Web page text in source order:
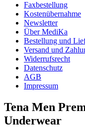
Faxbestellung
Kostenübernahme
Newsletter
Über MediKa
Bestellung und
Versand und
Widerrufsrecht
Datenschutz
AGB
Impressum
Tena Men
Underwear